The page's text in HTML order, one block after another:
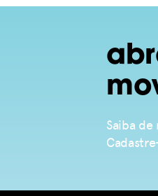
abrace este
Saiba